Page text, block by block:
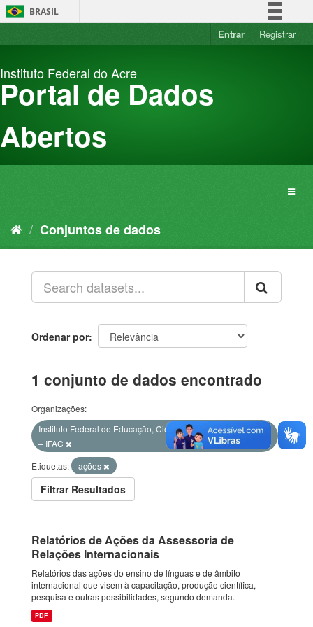
Pular
para
BRASIL
Simplifique!
Acesso à informação
Entrar Registrar
Instituto Federal do Acre
Portal de Dados
Abertos
Conjuntos de dados
Ordenar por
1 conjunto de dados encontrado
Organizações:
Instituto Federal de Educação, Ciência e Tecnologia do Acre
– IFAC
Etiquetas:
ações
Filtrar Resultados
Relatórios de Ações da Assessoria de
Relações Internacionais
Relatórios das ações do ensino de línguas e de âmbito
internacional que visem à capacitação, produção científica,
pesquisa e outras possibilidades, segundo demanda.
PDF